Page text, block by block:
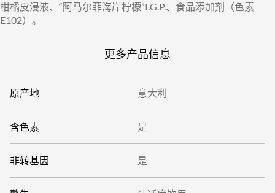
柑橘皮浸液、“阿马尔菲海岸柠檬”I.G.P.、食品添加剂（色素
E102）。
更多产品信息
原产地 意大利
含色素 是
非转基因 是